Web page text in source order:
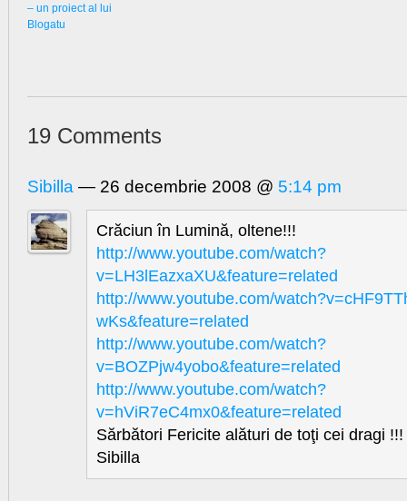
– un proiect al lui
Blogatu
19 Comments
Sibilla — 26 decembrie 2008 @ 5:14 pm
Crăciun în Lumină, oltene!!!
http://www.youtube.com/watch?
v=LH3lEazxaXU&feature=related
http://www.youtube.com/
wKs&feature=related
http://www.youtube.com/watch?
v=BOZPjw4yobo&feature=related
http://www.youtube.com/watch?
v=hViR7eC4mx0&feature=related
Sărbători Fericite alături de toţi cei dragi !!!
Sibilla